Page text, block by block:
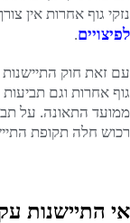
נזקי גוף אחרות אין
לפיצויים.
עם זאת חוק התיישנות
ממועד התאונה. על
רכוש חלה תקופת התיישנות של
אי התיישנות